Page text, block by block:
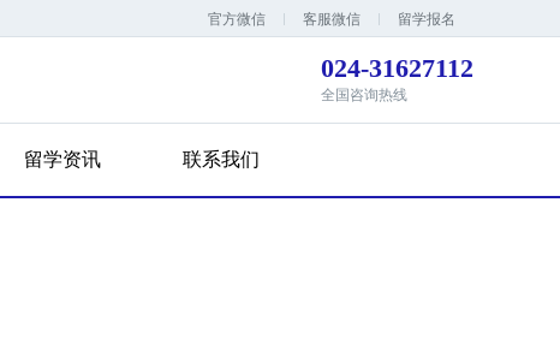
官方微信 客服微信 留学报名
024-31627112
全国咨询热线
留学资讯 联系我们